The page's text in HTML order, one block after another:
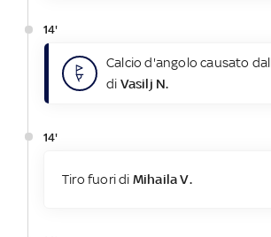
14'
Calcio d'angolo causato
di Vasilj N.
14'
Tiro fuori di Mihaila V.